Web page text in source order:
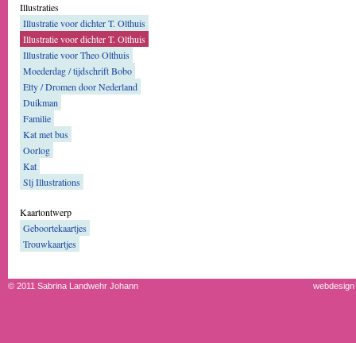
Illustraties
Illustratie voor dichter T. Olthuis
Illustratie voor dichter T. Olthuis
Illustratie voor Theo Olthuis
Moederdag / tijdschrift Bobo
Etty / Dromen door Nederland
Duikman
Familie
Kat met bus
Oorlog
Kat
Slj Illustrations
Kaartontwerp
Geboortekaartjes
Trouwkaartjes
© 2011 Sabrina Landwehr Johann